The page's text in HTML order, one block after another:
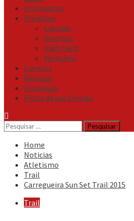
Entrevistas
Produtos
Calçado
Diversos
High Tech
Vestuário
Eventos
Revistas
Empresas
Fotos da sua Corrida
Pesquisar
por:
Home
Noticias
Atletismo
Trail
Carregueira Sun Set Trail 2015
Trail